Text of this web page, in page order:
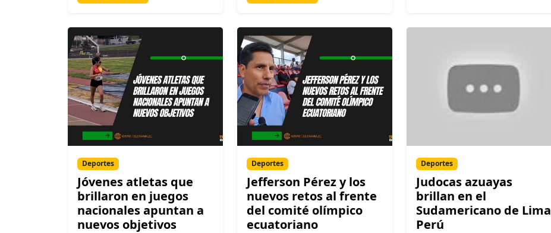
Deportes
Jóvenes atletas que
brillaron en juegos
nacionales apuntan a
nuevos objetivos
Deportes
Jefferson Pérez y los
nuevos retos al frente
del comité olímpico
ecuatoriano
Deportes
Judocas azuayas
brillan en el
Sudamericano de Lima
Perú